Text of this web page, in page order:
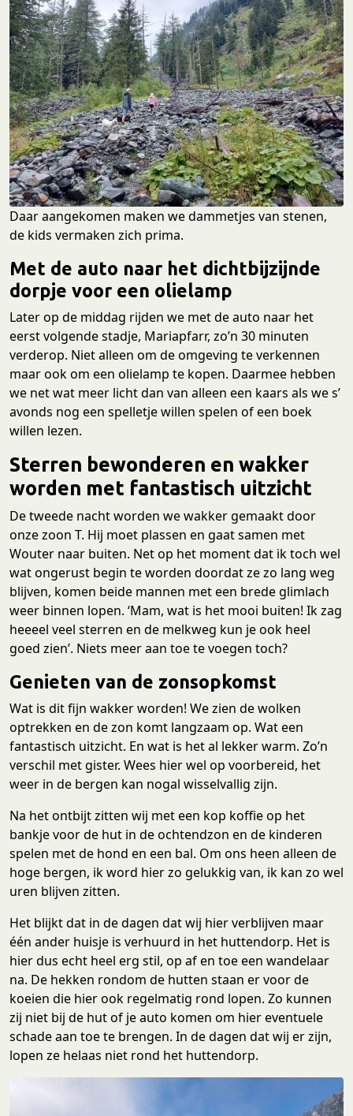
Daar aangekomen maken we dammetjes van stenen,
de kids vermaken zich prima.
Met de auto naar het dichtbijzijnde
dorpje voor een olielamp
Later op de middag rijden we met de auto naar het
eerst volgende stadje, Mariapfarr, zo’n 30 minuten
verderop. Niet alleen om de omgeving te verkennen
maar ook om een olielamp te kopen. Daarmee hebben
we net wat meer licht dan van alleen een kaars als we s’
avonds nog een spelletje willen spelen of een boek
willen lezen.
Sterren bewonderen en wakker
worden met fantastisch uitzicht
De tweede nacht worden we wakker gemaakt door
onze zoon T. Hij moet plassen en gaat samen met
Wouter naar buiten. Net op het moment dat ik toch wel
wat ongerust begin te worden doordat ze zo lang weg
blijven, komen beide mannen met een brede glimlach
weer binnen lopen. ‘Mam, wat is het mooi buiten! Ik zag
heeeel veel sterren en de melkweg kun je ook heel
goed zien’. Niets meer aan toe te voegen toch?
Genieten van de zonsopkomst
Wat is dit fijn wakker worden! We zien de wolken
optrekken en de zon komt langzaam op. Wat een
fantastisch uitzicht. En wat is het al lekker warm. Zo’n
verschil met gister. Wees hier wel op voorbereid, het
weer in de bergen kan nogal wisselvallig zijn.
Na het ontbijt zitten wij met een kop koffie op het
bankje voor de hut in de ochtendzon en de kinderen
spelen met de hond en een bal. Om ons heen alleen de
hoge bergen, ik word hier zo gelukkig van, ik kan zo wel
uren blijven zitten.
Het blijkt dat in de dagen dat wij hier verblijven maar
één ander huisje is verhuurd in het huttendorp. Het is
hier dus echt heel erg stil, op af en toe een wandelaar
na. De hekken rondom de hutten staan er voor de
koeien die hier ook regelmatig rond lopen. Zo kunnen
zij niet bij de hut of je auto komen om hier eventuele
schade aan toe te brengen. In de dagen dat wij er zijn,
lopen ze helaas niet rond het huttendorp.